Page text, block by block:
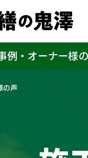
例・オーナー様
の声